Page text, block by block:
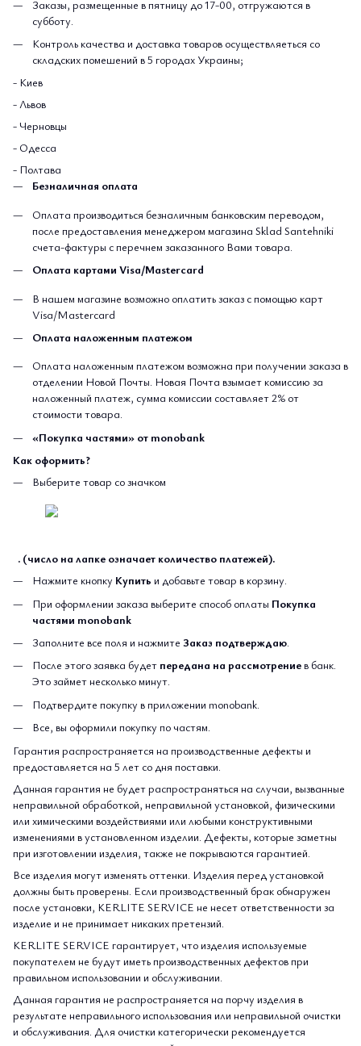
Заказы, размещенные в пятницу до 17-00, отгружаются в
субботу.
Контроль качества и доставка товаров осуществляеться со
складских помешений в 5 городах Украины;
- Киев
- Львов
- Черновцы
- Одесса
- Полтава
Безналичная оплата
Оплата производиться безналичным банковским переводом,
после предоставления менеджером магазина Sklad Santehniki
счета-фактуры с перечнем заказанного Вами товара.
Оплата картами Visa/Mastercard
В нашем магазине возможно оплатить заказ с помощью карт
Visa/Mastercard
Оплата наложенным платежом
Оплата наложенным платежом возможна при получении заказа в
отделении Новой Почты. Новая Почта взымает комиссию за
наложенный платеж, сумма комиссии составляет 2% от
стоимости товара.
«Покупка частями» от monobank
Как оформить?
Выберите товар со значком
. (число на лапке означает количество платежей).
Нажмите кнопку Купить и добавьте товар в корзину.
При оформлении заказа выберите способ оплаты Покупка
частями monobank
Заполните все поля и нажмите Заказ подтверждаю.
После этого заявка будет передана на рассмотрениев банк.
Это займет несколько минут.
Подтвердите покупку в приложении monobank.
Все, вы оформили покупку по частям.
Гарантия распространяется на производственные дефекты и
предоставляется на 5 лет со дня поставки.
Данная гарантия не будет распространяться на случаи, вызванные
неправильной обработкой, неправильной установкой, физическими
или химическими воздействиями или любыми конструктивными
изменениями в установленном изделии. Дефекты, которые заметны
при изготовлении изделия, также не покрываются гарантией.
Все изделия могут изменять оттенки. Изделия перед установкой
должны быть проверены. Если производственный брак обнаружен
после установки, KERLITE SERVICE не несет ответственности за
изделие и не принимает никаких претензий.
KERLITE SERVICE гарантирует, что изделия используемые
покупателем не будут иметь производственных дефектов при
правильном использовании и обслуживании.
Данная гарантия не распространяется на порчу изделия в
результате неправильного использования или неправильной очистки
и обслуживания. Для очистки категорически рекомендуется